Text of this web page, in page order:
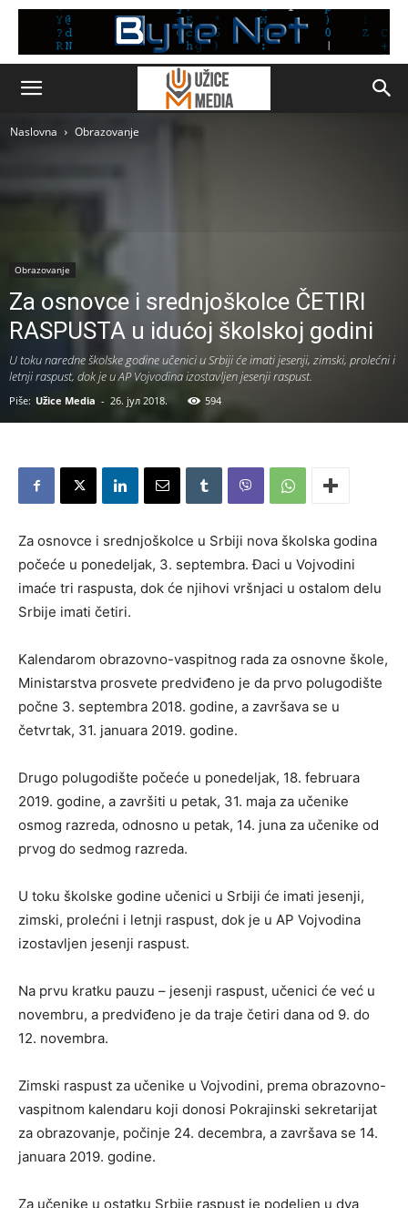
Naslovna Obrazovanje
Obrazovanje
Za osnovce i srednjoškolce ČETIRI
RASPUSTA u idućoj školskoj godini
U toku naredne školske godine učenici u Srbiji će imati jesenji, zimski, prolećni i
letnji raspust, dok je u AP Vojvodina izostavljen jesenji raspust.
Piše: Užice Media - 26. јул 2018. 594
Za osnovce i srednjoškolce u Srbiji nova školska godina
počeće u ponedeljak, 3. septembra. Đaci u Vojvodini
imaće tri raspusta, dok će njihovi vršnjaci u ostalom delu
Srbije imati četiri.
Kalendarom obrazovno-vaspitnog rada za osnovne škole,
Ministarstva prosvete predviđeno je da prvo polugodište
počne 3. septembra 2018. godine, a završava se u
četvrtak, 31. januara 2019. godine.
Drugo polugodište počeće u ponedeljak, 18. februara
2019. godine, a završiti u petak, 31. maja za učenike
osmog razreda, odnosno u petak, 14. juna za učenike od
prvog do sedmog razreda.
U toku školske godine učenici u Srbiji će imati jesenji,
zimski, prolećni i letnji raspust, dok je u AP Vojvodina
izostavljen jesenji raspust.
Na prvu kratku pauzu – jesenji raspust, učenici će već u
novembru, a predviđeno je da traje četiri dana od 9. do
12. novembra.
Zimski raspust za učenike u Vojvodini, prema obrazovno-
vaspitnom kalendaru koji donosi Pokrajinski sekretarijat
za obrazovanje, počinje 24. decembra, a završava se 14.
januara 2019. godine.
Za učenike u ostatku Srbije raspust je podeljen u dva